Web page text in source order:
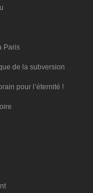
Paris
de la subversion
pour l’éternité !